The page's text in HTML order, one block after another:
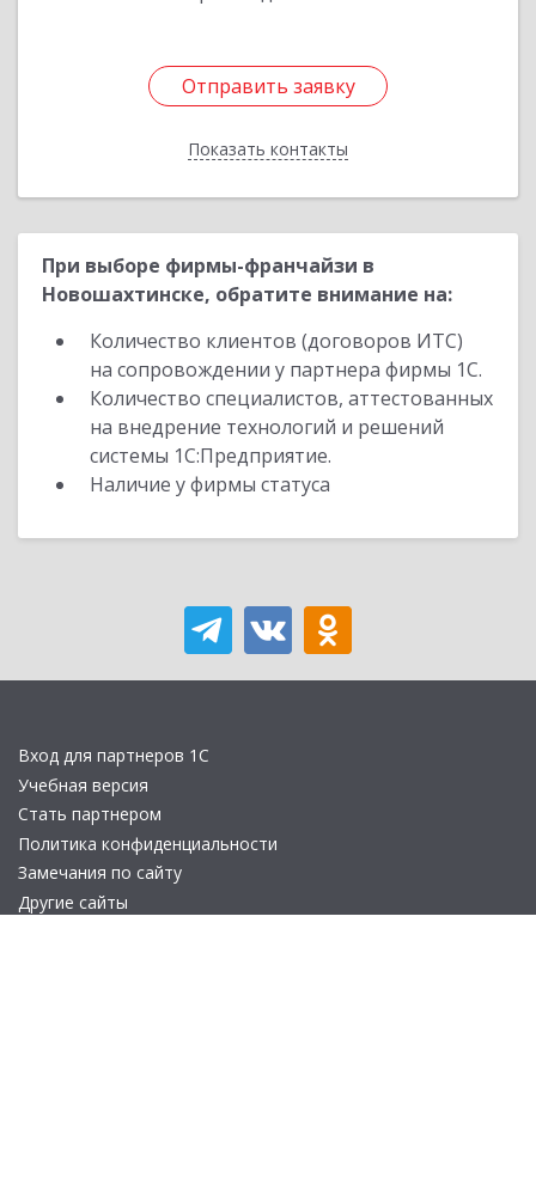
Отправить заявку
Показать контакты
Отправить заявку
Назад
При выборе фирмы-франчайзи в
Новошахтинске, обратите внимание на:
Количество клиентов (договоров ИТС)
на сопровождении у партнера фирмы 1С.
Количество специалистов, аттестованных
на внедрение технологий и решений
системы 1С:Предприятие.
Наличие у фирмы статуса
Вход для партнеров 1С
Учебная версия
Стать партнером
Политика конфиденциальности
Замечания по сайту
Другие сайты